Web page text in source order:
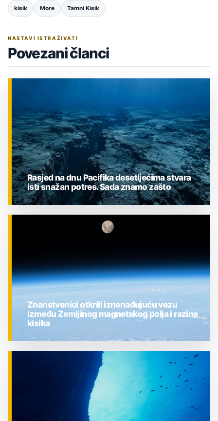
kisik More Tamni Kisik
NASTAVI ISTRAŽIVATI
Povezani članci
Rasjed na dnu Pacifika desetljećima stvara
isti snažan potres. Sada znamo zašto
Znanstvenici otkrili iznenađujuću vezu
između Zemljinog magnetskog polja i razine
kisika